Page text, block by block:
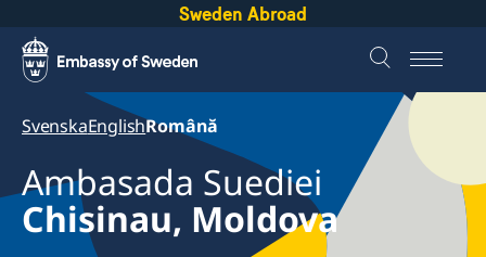
Sweden Abroad
SvenskaEnglishRomână
Ambasada Suediei
Chisinau, Moldova